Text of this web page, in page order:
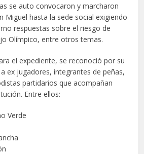
se auto convocaron y marcharon
Miguel hasta la sede social exigiendo
respuestas sobre el riesgo de
Olímpico, entre otros temas.
el expediente, se reconoció por su
ex jugadores, integrantes de peñas,
partidarios que acompañan
Entre ellos:
Verde